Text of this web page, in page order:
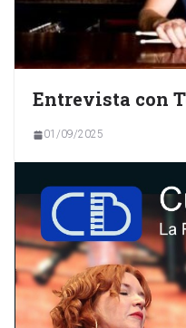
Entrevista con
01/09/2025